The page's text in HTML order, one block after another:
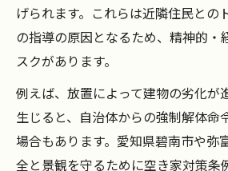
げられます。これらは近隣住民との
の指導の原因となるため、精神的・
スクがあります。
例えば、放置によって建物の劣化が
生じると、自治体からの強制解体命
場合もあります。愛知県碧南市や弥
全と景観を守るために空き家対策条